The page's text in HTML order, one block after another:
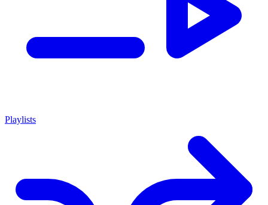
Playlists